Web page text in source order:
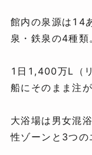
館内の泉源は14
泉・鉄泉の4種類
1日1,400万L（
船にそのまま注
大浴場は男女混
性ゾーンと3つの